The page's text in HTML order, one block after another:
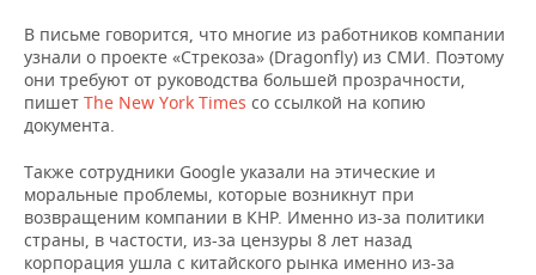
КОМУ ПРИНАДЛЕЖАТ
ТОРГОВЫЕ ЦЕНТРЫ
ТАТАРСТАНА
БЮДЖЕТ
ИНВЕСТИЦИИ
АГРОПРОМ
МАШИНОСТРОЕНИЕ
НЕФТЬ
ОПК
НОВОСТИ АВТО
БИЗНЕС
НОВОСТИ БИЗНЕСА
РОЗНИЧНАЯ ТОРГОВЛЯ
ТРАНСПОРТ
ТЕХНОЛОГИИ
НОВОСТИ ТЕХНОЛОГИЙ
IT
МЕРОПРИЯТИЯ
НОВОСТИ МЕРОПРИЯТИЙ
СПОРТ
В письме говорится, что многие из работников компании
узнали о проекте «Стрекоза» (Dragonfly) из СМИ. Поэтому
они требуют от руководства большей прозрачности,
пишет The New York Times со ссылкой на копию
документа.
Также сотрудники Google указали на этические и
моральные проблемы, которые возникнут при
возвращеним компании в КНР. Именно из-за политики
страны, в частости, из-за цензуры 8 лет назад
корпорация ушла с китайского рынка именно из-за